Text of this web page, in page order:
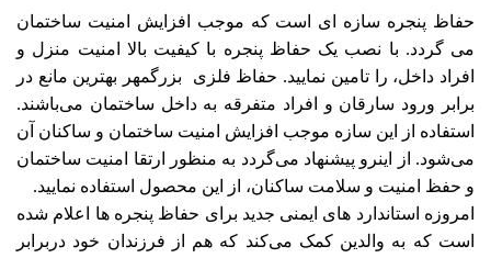
حفاظ پنجره سازه ای است که موجب افزایش امنیت ساختمان
می گردد. با نصب یک حفاظ پنجره با کیفیت بالا امنیت منزل و
افراد داخل، را تامین نمایید. حفاظ‌ فلزی بزرگمهر بهترین مانع در
برابر ورود سارقان و افراد متفرقه به داخل ساختمان می‌باشند.
استفاده از این سازه موجب افزایش امنیت ساختمان و ساکنان آن
می‌شود. از اینرو پیشنهاد می‌گردد به منظور ارتقا امنیت ساختمان
و حفظ امنیت و سلامت ساکنان، از این محصول استفاده نمایید.
امروزه استاندارد های ایمنی جدید برای حفاظ پنجره ها اعلام شده
است که به والدین کمک می‌کند که هم از فرزندان خود دربرابر